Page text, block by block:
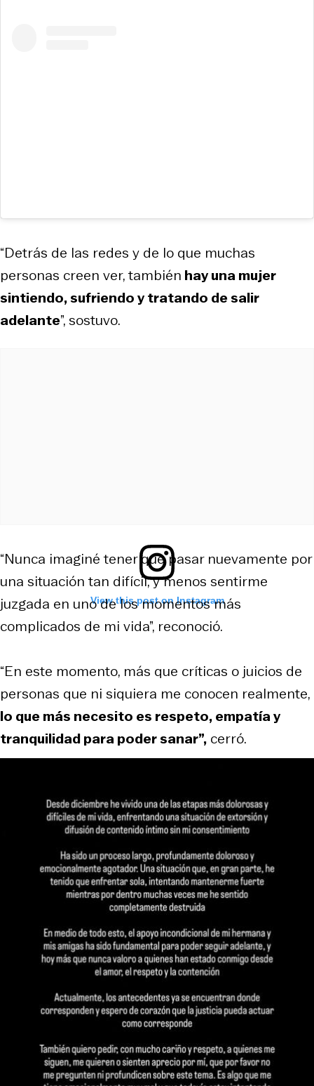
View this post on Instagram
“Detrás de las redes y de lo que muchas
personas creen ver, también hay una mujer
sintiendo, sufriendo y tratando de salir
adelante”, sostuvo.
“Nunca imaginé tener que pasar nuevamente por
una situación tan difícil, y menos sentirme
juzgada en uno de los momentos más
complicados de mi vida”, reconoció.
“En este momento, más que críticas o juicios de
personas que ni siquiera me conocen realmente,
lo que más necesito es respeto, empatía y
tranquilidad para poder sanar”, cerró.